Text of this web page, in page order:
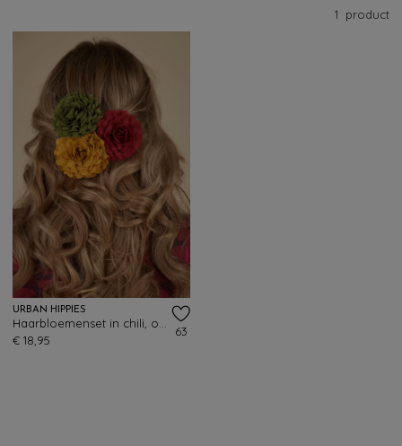
1 product
URBAN HIPPIES
€ 18,95
63